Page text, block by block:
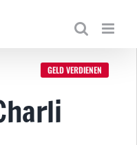
GELD VERDIENEN